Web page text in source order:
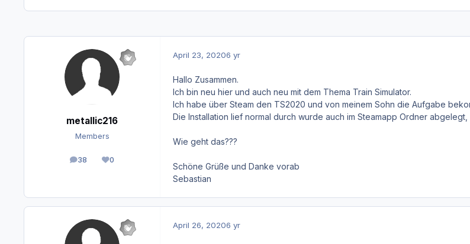
metallic216
Members
38
posts 0
Reputation
April 23, 20206 yr
Hallo Zusammen.
Ich bin neu hier und auch neu mit dem Thema Train Simulator.
Ich habe über Steam den TS2020 und von meinem Sohn die Aufgabe
Die Installation lief normal durch wurde auch im Steamapp Ordner
Wie geht das???
Schöne Grüße und Danke vorab
Sebastian
April 26, 20206 yr